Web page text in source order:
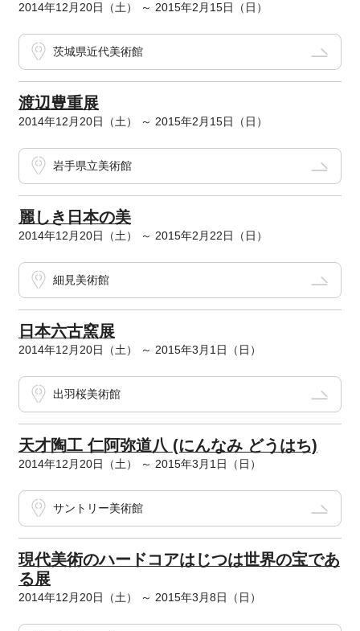
2014年12月20日（土） ～ 2015年2月15日（日）
茨城県近代美術館
渡辺豊重展
2014年12月20日（土） ～ 2015年2月15日（日）
岩手県立美術館
麗しき日本の美
2014年12月20日（土） ～ 2015年2月22日（日）
細見美術館
日本六古窯展
2014年12月20日（土） ～ 2015年3月1日（日）
出羽桜美術館
天才陶工 仁阿弥道八 (にんなみ どうはち)
2014年12月20日（土） ～ 2015年3月1日（日）
サントリー美術館
現代美術のハードコアはじつは世界の宝であ
る展
2014年12月20日（土） ～ 2015年3月8日（日）